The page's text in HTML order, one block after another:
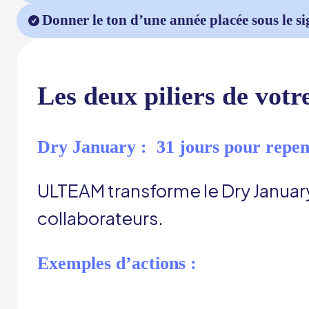
Donner le ton d’une année placée sous le
Les deux piliers de
Dry January : 31 jours pour
ULTEAM transforme le Dry
collaborateurs.
Exemples d’actions :